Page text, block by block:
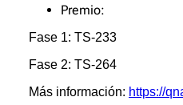
Premio:
Fase 1: TS-233
Fase 2: TS-264
Más información: https://